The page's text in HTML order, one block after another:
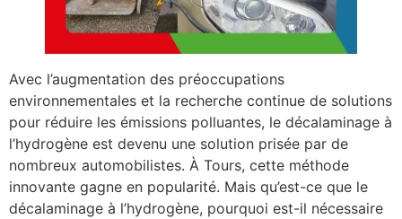
Avec l’augmentation des préoccupations
environnementales et la recherche continue de solutions
pour réduire les émissions polluantes, le décalaminage à
l’hydrogène est devenu une solution prisée par de
nombreux automobilistes. À Tours, cette méthode
innovante gagne en popularité. Mais qu’est-ce que le
décalaminage à l’hydrogène, pourquoi est-il nécessaire